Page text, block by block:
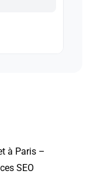
à Paris –
SEO